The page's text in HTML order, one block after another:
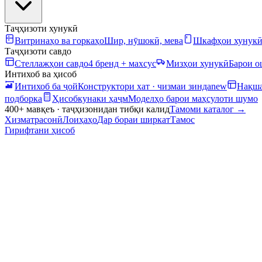
Таҷҳизоти хунукӣ
Витринаҳо ва горкаҳоШир, нӯшокӣ, мева Шкафҳои хунукӣ
Таҷҳизоти савдо
Стеллажҳои савдо4 бренд + махсус Мизҳои хунукӣБарои
Интихоб ва ҳисоб
Интихоб ба ҷойКонструктори хат · чизмаи зиндаnew
подборка
Ҳисобкунаки ҳаҷмМоделҳо барои маҳсулоти шумо
400+ мавқеъ · таҷҳизонидан тибқи калидТамоми каталог →
ХизматрасонӣЛоиҳаҳоДар бораи ширкатТамос
Гирифтани ҳисоб